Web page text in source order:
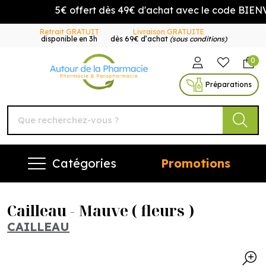
5€ offert dès 49€ d'achat avec le code
Retrait GRATUIT
disponible en 3h
Livraison GRATUITE
dès 69€ d’achat (sous conditions)
Autour de la Pharmacie
0
Préparations
Catégories Promotions
Cailleau - Mauve ( fleurs )
CAILLEAU